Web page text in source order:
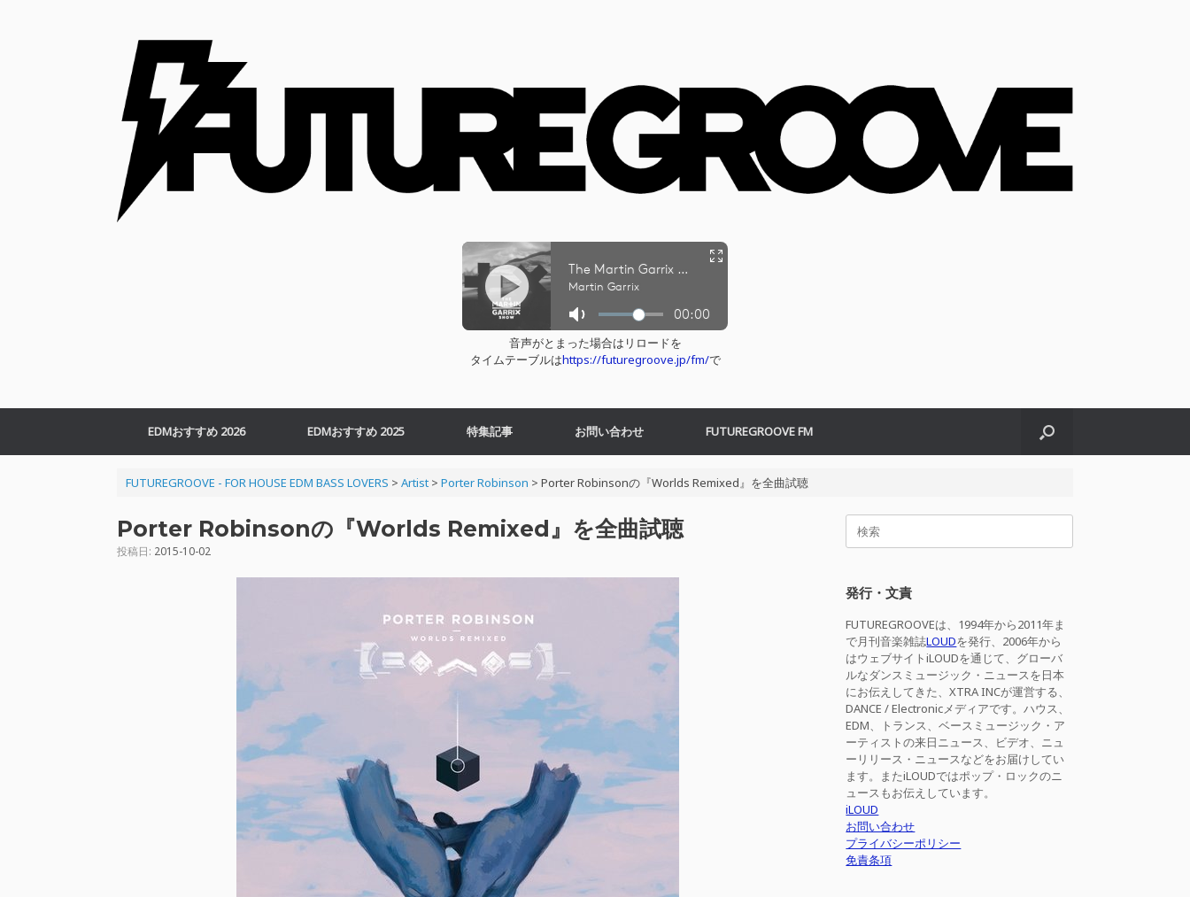
音声がとまった場合はリロードを
タイムテーブルはhttps://futuregroove.jp/fm/で
EDMおすすめ 2026 EDMおすすめ 2025 特集記事 お問い合わせ FUTUREGROOVE FM
FUTUREGROOVE - FOR HOUSE EDM BASS LOVERS > Artist> Porter Robinson > Porter Robinsonの『Worlds Remixed』を全曲試聴
Porter Robinsonの『Worlds Remixed』を全曲試聴
投稿日: 2015-10-02
検
発行・文責
FUTUREGROOVEは、1994年から2011年ま
で月刊音楽雑誌LOUDを発行、2006年から
はウェブサイトiLOUDを通じて、グローバ
ルなダンスミュージック・ニュースを日本
にお伝えしてきた、XTRA INCが運営する、
DANCE / Electronicメディアです。ハウス、
EDM、トランス、ベースミュージック・ア
ーティストの来日ニュース、ビデオ、ニュ
ーリリース・ニュースなどをお届けしてい
ます。またiLOUDではポップ・ロックのニ
ュースもお伝えしています。
iLOUD
お問い合わせ
プライバシーポリシー
免責条項